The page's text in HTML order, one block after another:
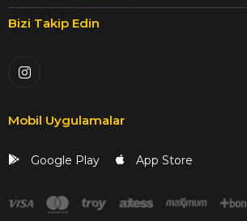
Bizi Takip Edin
Mobil Uygulamalar
Google Play App Store